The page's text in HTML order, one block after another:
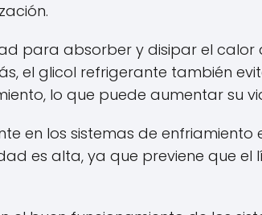
para absorber y disipar el calor
el glicol refrigerante también
lo que puede aumentar su
en los sistemas de enfriamiento
es alta, ya que previene que el